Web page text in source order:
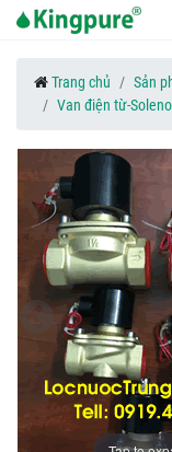
Trang chủ Sản
Van điện từ-